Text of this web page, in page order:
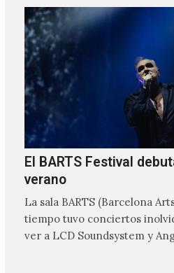
El BARTS Festival
verano
La sala BARTS (Barcelona
tiempo tuvo conciertos
ver a LCD Soundsystem y